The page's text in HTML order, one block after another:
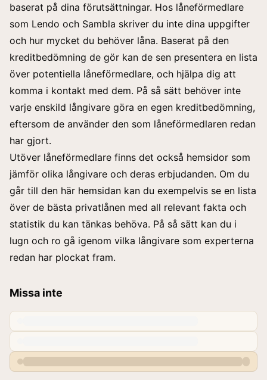
baserat på dina förutsättningar. Hos låneförmedlare
som Lendo och Sambla skriver du inte dina uppgifter
och hur mycket du behöver låna. Baserat på den
kreditbedömning de gör kan de sen presentera en lista
över potentiella låneförmedlare, och hjälpa dig att
komma i kontakt med dem. På så sätt behöver inte
varje enskild långivare göra en egen kreditbedömning,
eftersom de använder den som låneförmedlaren redan
har gjort.
Utöver låneförmedlare finns det också hemsidor som
jämför olika långivare och deras erbjudanden. Om du
går till den här hemsidan kan du exempelvis se en lista
över de bästa privatlånen med all relevant fakta och
statistik du kan tänkas behöva. På så sätt kan du i
lugn och ro gå igenom vilka långivare som experterna
redan har plockat fram.
Missa inte